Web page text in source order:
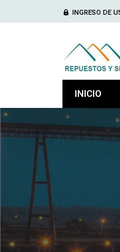
INGRESO DE
INICIO